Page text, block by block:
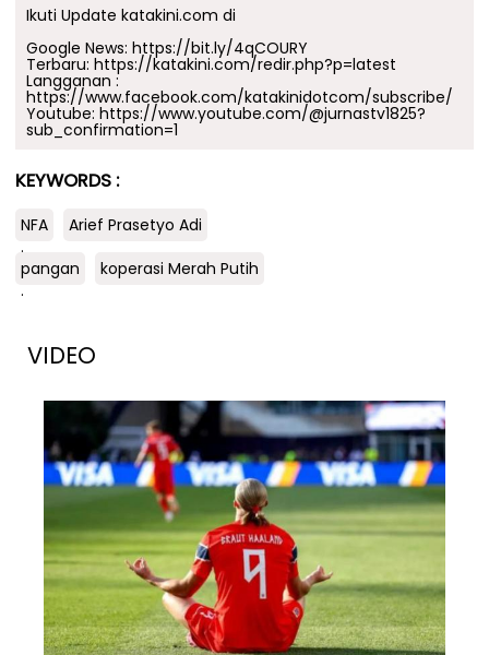
Ikuti Update katakini.com di
Google News: https://bit.ly/4qCOURY
Terbaru: https://katakini.com/redir.php?p=latest
Langganan :
https://www.facebook.com/katakinidotcom/subscribe/
Youtube: https://www.youtube.com/@jurnastv1825?
sub_confirmation=1
KEYWORDS :
NFA
Arief Prasetyo Adi
.
pangan
koperasi Merah Putih
.
VIDEO